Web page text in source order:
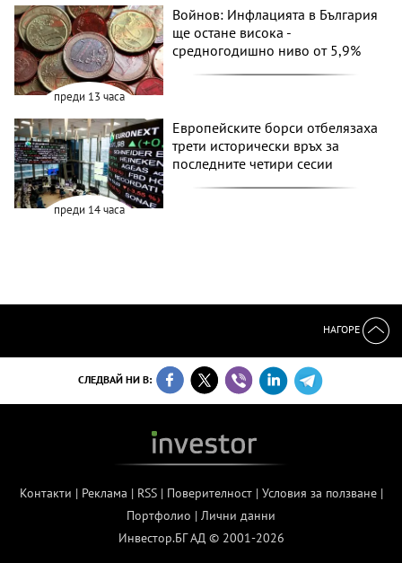
преди 13 часа
Войнов: Инфлацията в България
ще остане висока -
средногодишно ниво от 5,9%
преди 14 часа
Европейските борси отбелязаха
трети исторически връх за
последните четири сесии
НАГОРЕ
СЛЕДВАЙ НИ В:
Контакти | Реклама | RSS| Поверителност| Условия за ползване|
Портфолио | Лични данни
Инвестор.БГ АД © 2001-2026